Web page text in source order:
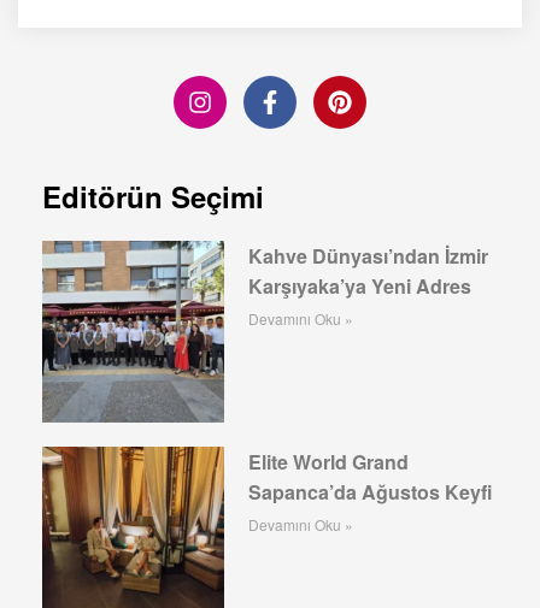
Editörün Seçimi
Kahve Dünyası’ndan İzmir
Karşıyaka’ya Yeni Adres
Devamını Oku »
Elite World Grand
Sapanca’da Ağustos Keyfi
Devamını Oku »